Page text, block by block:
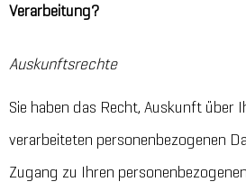
Verarbeitung?
Auskunftsrechte
Sie haben das Recht, Auskunft über
verarbeiteten personenbezogenen
Zugang zu Ihren